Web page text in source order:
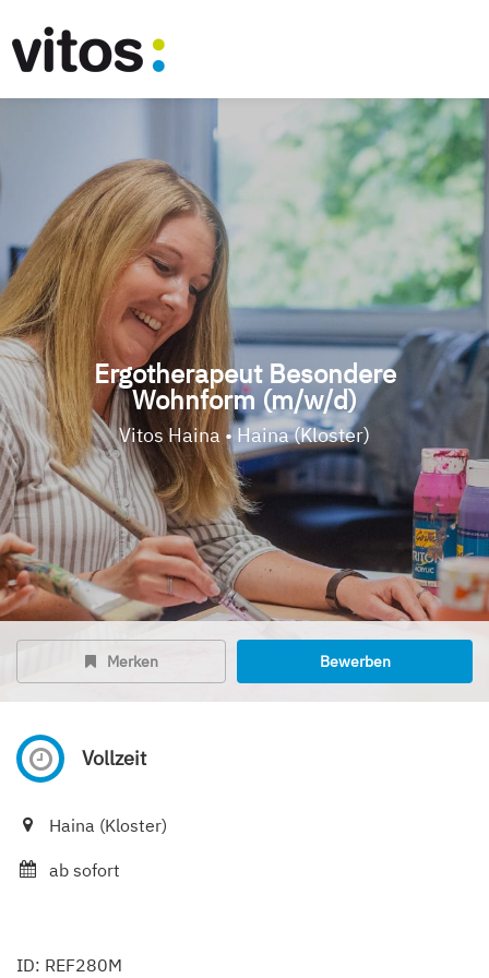
Ergotherapeut Besondere
Wohnform (m/w/d)
Vitos Haina • Haina (Kloster)
Merken Bewerben
Vollzeit
Haina (Kloster)
ab sofort
ID: REF280M